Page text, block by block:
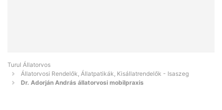
Turul Állatorvos
Állatorvosi Rendelők, Állatpatikák, Kisállatrendelők - Isaszeg
Dr. Adorján András állatorvosi mobilpraxis